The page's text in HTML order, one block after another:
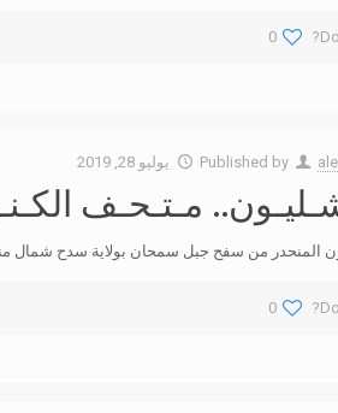
0
Published by يوليو 28, 2019
مـتـحـف
المنحدر من سفح جبل سمحان بولاية سدح شمال
0